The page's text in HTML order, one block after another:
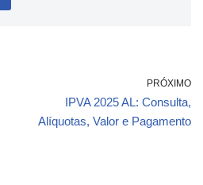
PRÓXIMO
IPVA 2025 AL: Consulta,
Alíquotas, Valor e Pagamento